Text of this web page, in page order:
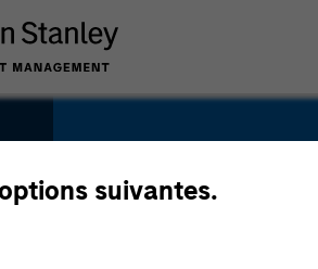
suivantes.
Transportation